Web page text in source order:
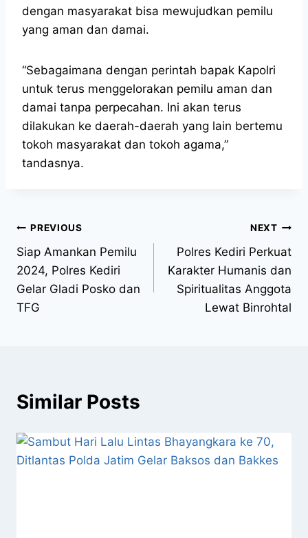
dengan masyarakat bisa mewujudkan pemilu
yang aman dan damai.
“Sebagaimana dengan perintah bapak Kapolri
untuk terus menggelorakan pemilu aman dan
damai tanpa perpecahan. Ini akan terus
dilakukan ke daerah-daerah yang lain bertemu
tokoh masyarakat dan tokoh agama,”
tandasnya.
PREVIOUS
Siap Amankan Pemilu
2024, Polres Kediri
Gelar Gladi Posko dan
TFG
NEXT
Polres Kediri Perkuat
Karakter Humanis dan
Spiritualitas Anggota
Lewat Binrohtal
Similar Posts